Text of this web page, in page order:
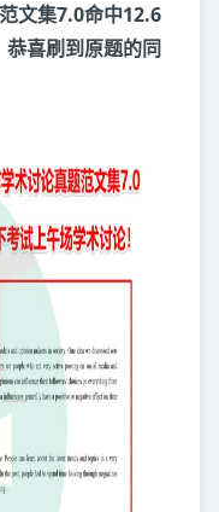
文集7.0命中12.6
喜刷到原题的同